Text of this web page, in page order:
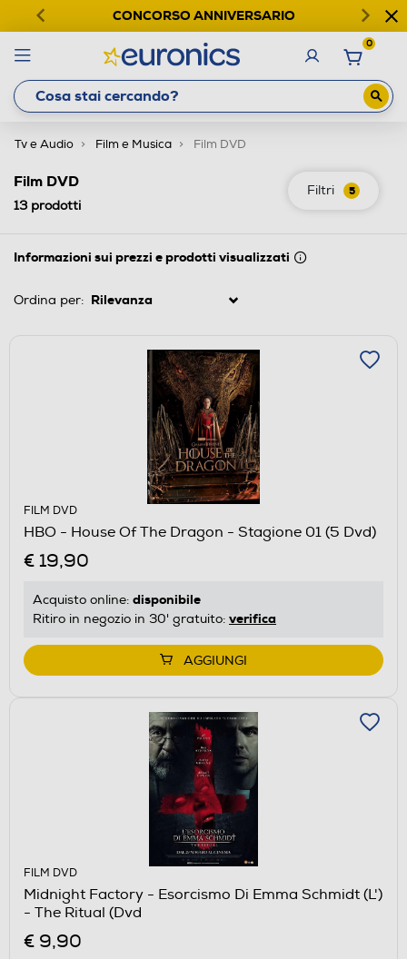
CONCORSO ANNIVERSARIO
0
Tv e Audio Film e Musica Film DVD
Filtri 5
Film DVD
13prodotti
Informazioni sui prezzi e prodotti visualizzati
Ordina per:
FILM DVD
HBO - House Of The Dragon - Stagione 01 (5 Dvd)
€ 19,90
Acquisto online: disponibile
Ritiro in negozio in 30' gratuito: verifica
AGGIUNGI
FILM DVD
Midnight Factory - Esorcismo Di Emma Schmidt (L')
- The Ritual (Dvd
€ 9,90